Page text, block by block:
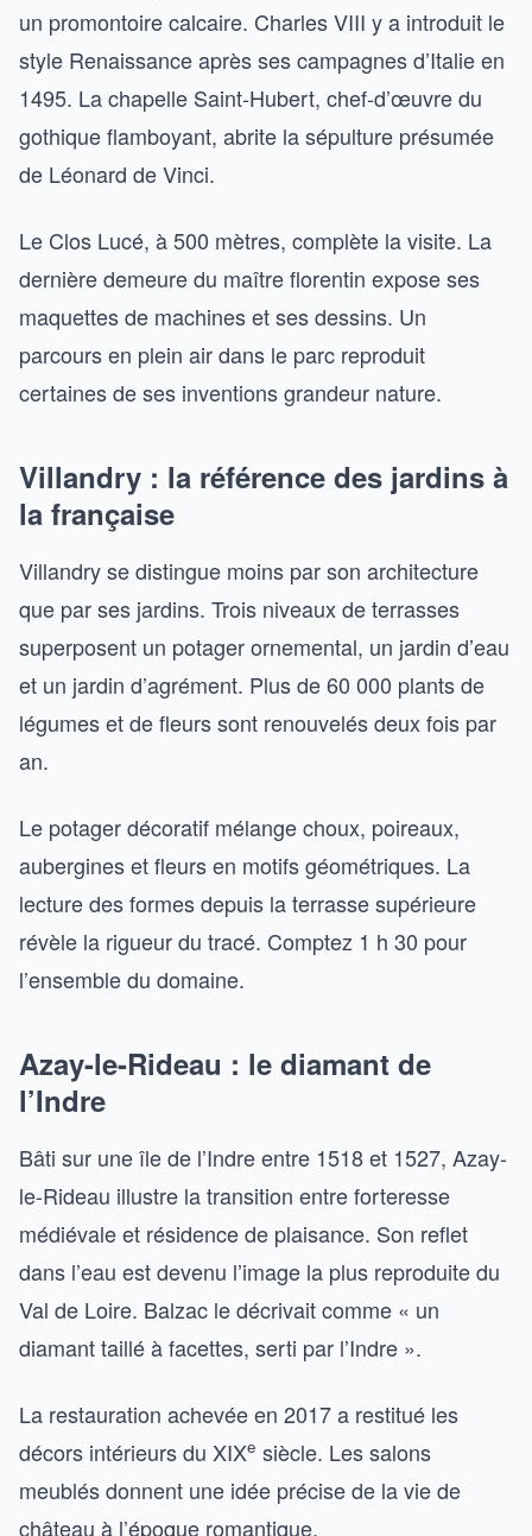
un promontoire calcaire. Charles VIII y a introduit le
style Renaissance après ses campagnes d’Italie en
1495. La chapelle Saint-Hubert, chef-d’œuvre du
gothique flamboyant, abrite la sépulture présumée
de Léonard de Vinci.
Le Clos Lucé, à 500 mètres, complète la visite. La
dernière demeure du maître florentin expose ses
maquettes de machines et ses dessins. Un
parcours en plein air dans le parc reproduit
certaines de ses inventions grandeur nature.
Villandry : la référence des jardins à
la française
Villandry se distingue moins par son architecture
que par ses jardins. Trois niveaux de terrasses
superposent un potager ornemental, un jardin d’eau
et un jardin d’agrément. Plus de 60 000 plants de
légumes et de fleurs sont renouvelés deux fois par
an.
Le potager décoratif mélange choux, poireaux,
aubergines et fleurs en motifs géométriques. La
lecture des formes depuis la terrasse supérieure
révèle la rigueur du tracé. Comptez 1 h 30 pour
l’ensemble du domaine.
Azay-le-Rideau : le diamant de
l’Indre
Bâti sur une île de l’Indre entre 1518 et 1527, Azay-
le-Rideau illustre la transition entre forteresse
médiévale et résidence de plaisance. Son reflet
dans l’eau est devenu l’image la plus reproduite du
Val de Loire. Balzac le décrivait comme « un
diamant taillé à facettes, serti par l’Indre ».
La restauration achevée en 2017 a restitué les
décors intérieurs du XIXe siècle. Les salons
meublés donnent une idée précise de la vie de
château à l’époque romantique.